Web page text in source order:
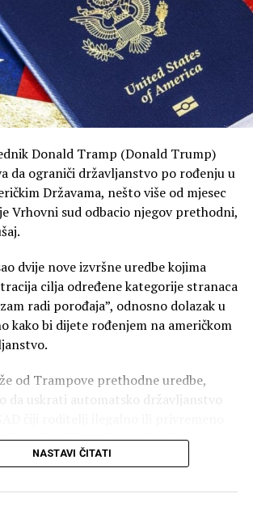
Donald Tramp (Donald Trump)
da ograniči državljanstvo po rođenju u
Državama, nešto više od mjesec
Vrhovni sud odbacio njegov prethodni,
dvije nove izvršne uredbe kojima
cilja određene kategorije stranaca
radi porođaja”, odnosno dolazak u
kako bi dijete rođenjem na američkom
od Trampove prethodne uredbe,
da uskrati automatsko državljanstvo
sud je 30. juna odbacio tu
da djeca rođena u SAD roditeljima koji
Odluka je donesena
NASTAVI ČITATI